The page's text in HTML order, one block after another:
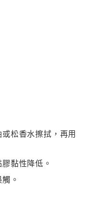
松香水擦拭，再用
黏性降低。
。